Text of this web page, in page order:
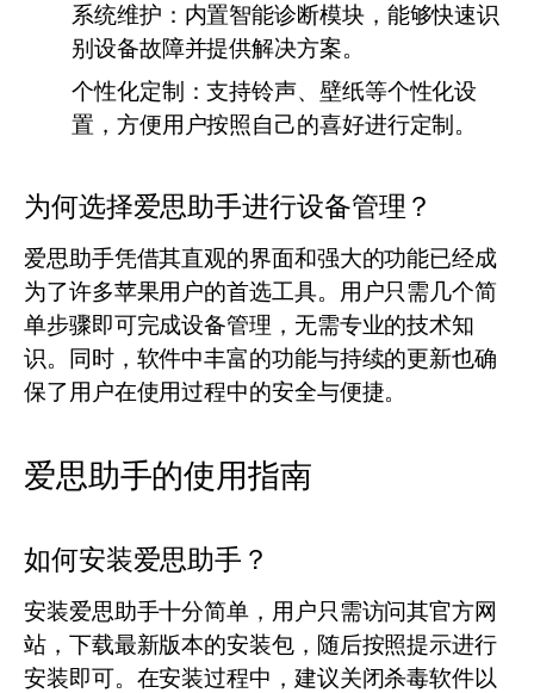
系统维护： 内置智能诊断模块，能够快速识
别设备故障并提供解决方案。
个性化定制：支持铃声、壁纸等个性化设
置，方便用户按照自己的喜好进行定制。
为何选择爱思助手进行设备管理？
爱思助手凭借其直观的界面和强大的功能已经成
为了许多苹果用户的首选工具。用户只需几个简
单步骤即可完成设备管理，无需专业的技术知
识。同时，软件中丰富的功能与持续的更新也确
保了用户在使用过程中的安全与便捷。
爱思助手的使用指南
如何安装爱思助手？
安装爱思助手十分简单，用户只需访问其官方网
站，下载最新版本的安装包，随后按照提示进行
安装即可。在安装过程中，建议关闭杀毒软件以